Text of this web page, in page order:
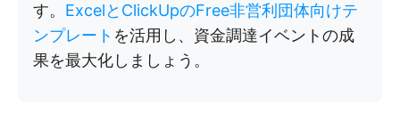
す。 ExcelとClickUpのFree非営利団体向けテ
ンプレート を活用し、資金調達イベントの成
果を最大化しましょう。